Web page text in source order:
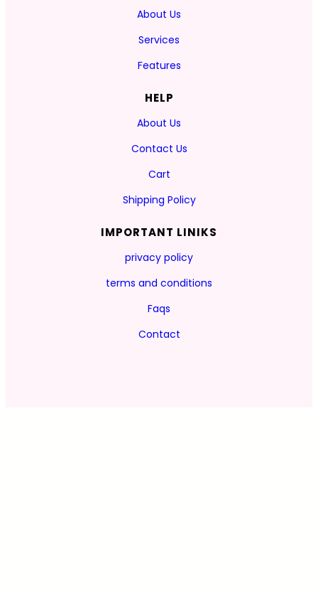
About Us
Services
Features
HELP
About Us
Contact Us
Cart
Shipping Policy
IMPORTANT LINIKS
privacy policy
terms and conditions
Faqs
Contact